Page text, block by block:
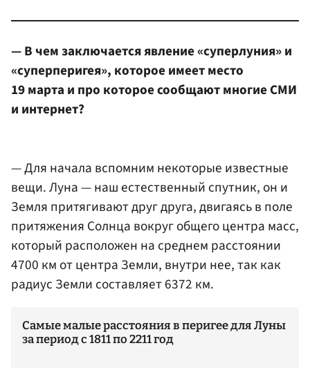
— В чем заключается явление «суперлуния» и
«суперперигея», которое имеет место
19 марта и про которое сообщают многие СМИ
и интернет?
— Для начала вспомним некоторые известные
вещи. Луна — наш естественный спутник, он и
Земля притягивают друг друга, двигаясь в поле
притяжения Солнца вокруг общего центра масс,
который расположен на среднем расстоянии
4700 км от центра Земли, внутри нее, так как
радиус Земли составляет 6372 км.
Самые малые расстояния в перигее для Луны
за период с 1811 по 2211 год